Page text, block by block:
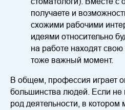
получаете и
схожими рабочими
идеями относительно
на работе находят
тоже важный момент.
В общем, профессия играет
большинства людей. Если не
род деятельности, в котором